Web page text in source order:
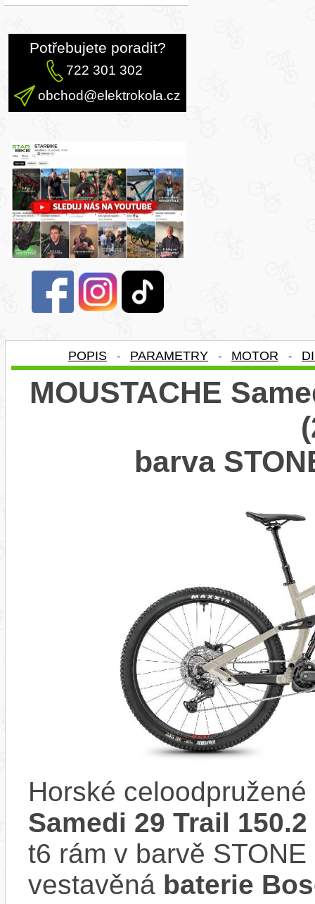
Potřebujete poradit?
722 301 302
obchod@elektrokola.cz
POPIS - PARAMETRY - MOTOR -
MOUSTACHE
barva
Horské
Samedi 29 Trail 150.2
t6 rám v barvě
vestavěná baterie